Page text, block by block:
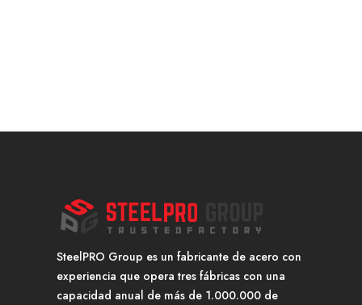
SteelPRO Group es un fabricante de acero con
experiencia que opera tres fábricas con una
capacidad anual de más de 1.000.000 de